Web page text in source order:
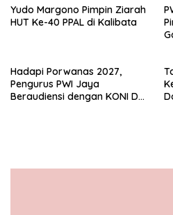
Yudo Margono Pimpin Ziarah
HUT Ke-40 PPAL di Kalibata
Hadapi Porwanas 2027,
Pengurus PWI Jaya
Beraudiensi dengan KONI DKI